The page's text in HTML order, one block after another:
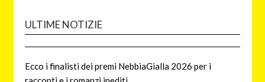
ULTIME NOTIZIE
Ecco i finalisti dei premi NebbiaGialla 2026 per i